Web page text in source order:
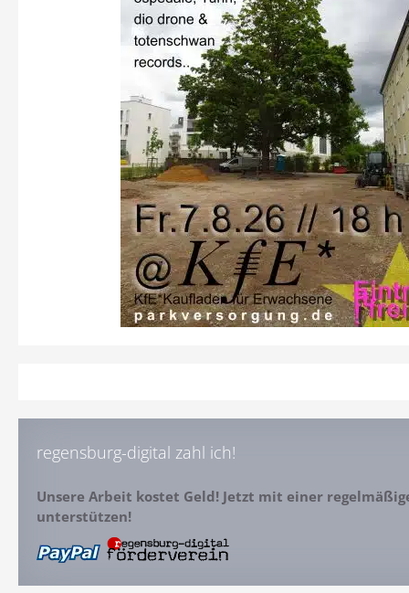
regensburg-digital zahl ich!
Unsere Arbeit kostet Geld! Jetzt mit einer
unterstützen!